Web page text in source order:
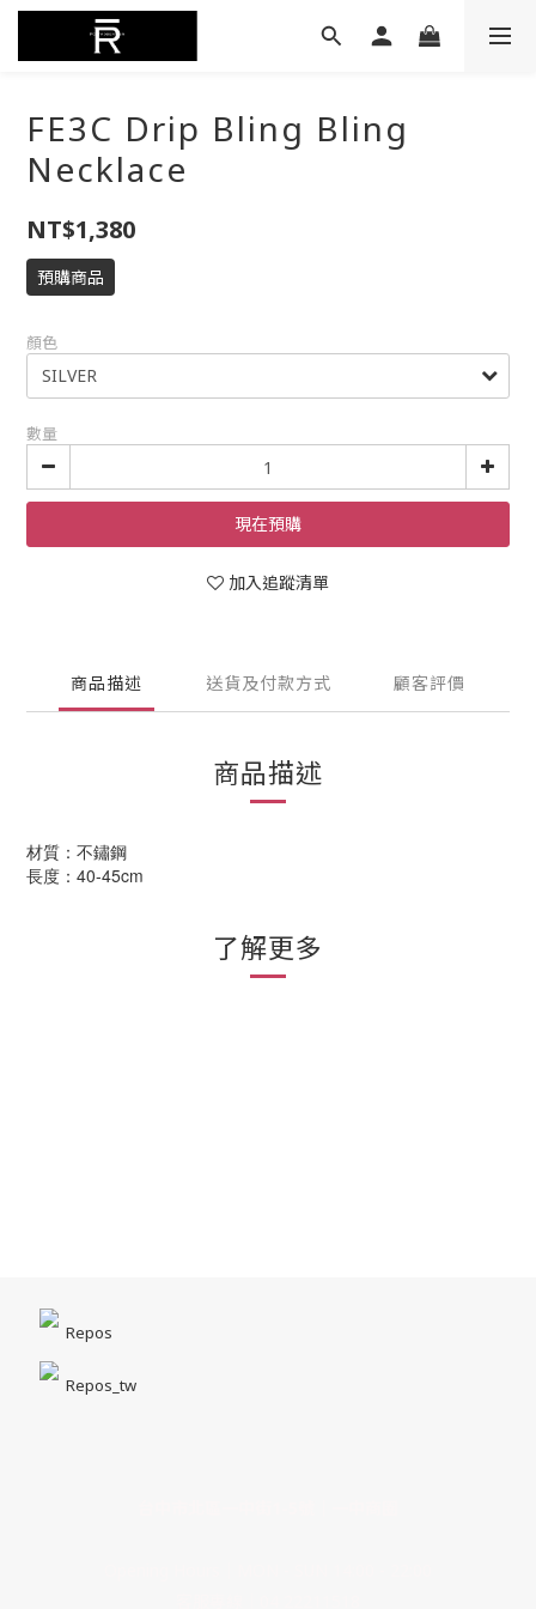
FE3C Drip Bling Bling
Necklace
NT$1,380
預購商品
顏色
數量
現在預購
加入追蹤清單
商品描述 送貨及付款方式 顧客評價
商品描述
材質：不鏽鋼
長度：40-45cm
了解更多
Repos
Repos_tw